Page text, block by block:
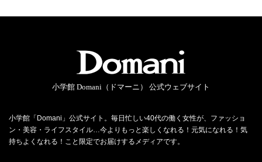
小学館 Domani（ドマーニ） 公式ウェブサイト
小学館「Domani」公式サイト。毎日忙しい40代の働く女性が、ファッショ
ン・美容・ライフスタイル…今よりもっと楽しくなれる！元気になれる！気
持ちよくなれる！こと限定でお届けするメディアです。